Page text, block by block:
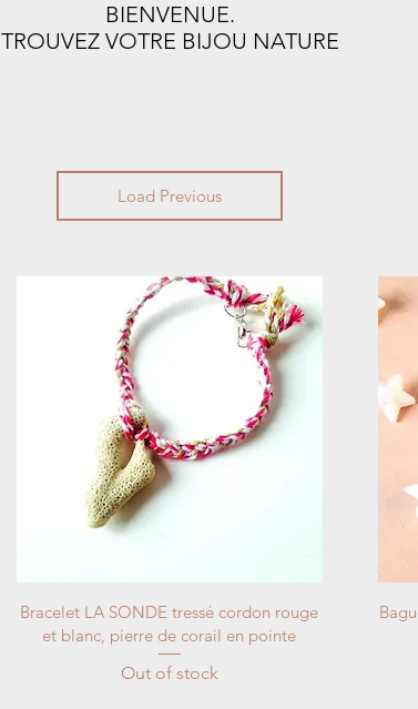
BIENVENUE.
TROUVEZ VOTRE BIJOU NATURE
Load Previous
Bracelet LA SONDE tressé cordon rouge
et blanc, pierre de corail en pointe
Out of stock